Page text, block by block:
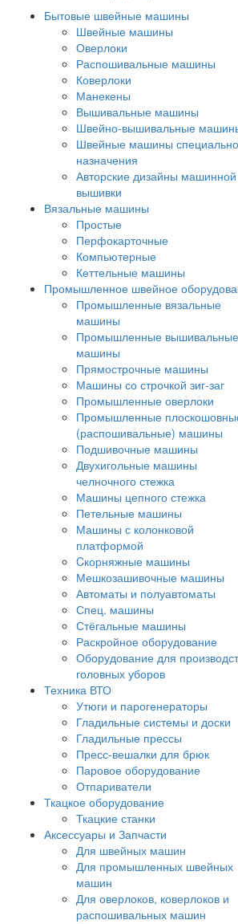
Бытовые швейные машины
Швейные машины
Оверлоки
Распошивальные машины
Коверлоки
Манекены
Вышивальные машины
Швейно-вышивальные
Швейные машины
назначения
Авторские дизайны машинной
вышивки
Вязальные машины
Простые
Перфокарточные
Компьютерные
Кеттельные машины
Промышленное швейное
Промышленные вязальные
машины
Промышленные вышивальные
машины
Прямострочные машины
Машины со строчкой зиг-заг
Промышленные оверлоки
Промышленные
(распошивальные) машины
Подшивочные машины
Двухигольные машины
челночного стежка
Машины цепного стежка
Петельные машины
Машины с колонковой
платформой
Cкорняжные машины
Мешкозашивочные машины
Автоматы и полуавтоматы
Спец. машины
Стёгальные машины
Раскройное оборудование
Оборудование для
головных уборов
Техника ВТО
Утюги и парогенераторы
Гладильные системы и доски
Гладильные прессы
Пресс-вешалки для брюк
Паровое оборудование
Отпариватели
Ткацкое оборудование
Ткацкие станки
Аксессуары и Запчасти
Для швейных машин
Для промышленных швейных
машин
Для оверлоков, коверлоков и
распошивальных машин